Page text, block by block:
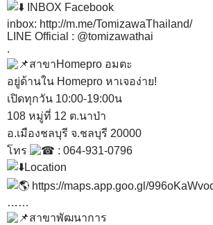
INBOX Facebook
inbox: http://m.me/TomizawaThailand/
LINE Official : @tomizawathai
.
สาขาHomepro อมตะ
อยู่ด้านใน Homepro หาเจอง่าย!
เปิดทุกวัน 10:00-19:00น
108 หมู่ที่ 12 ต.นาป่า
อ.เมืองชลบุรี จ.ชลบุรี 20000
โทร
: 064-931-0796
Location
https://maps.app.goo.gl/
……
สาขาพัฒนาการ